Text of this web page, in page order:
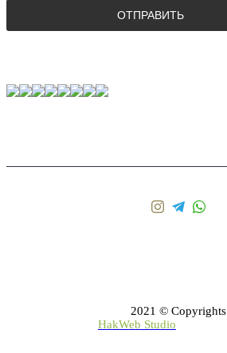
2021 © Copyrights
HakWeb Studio